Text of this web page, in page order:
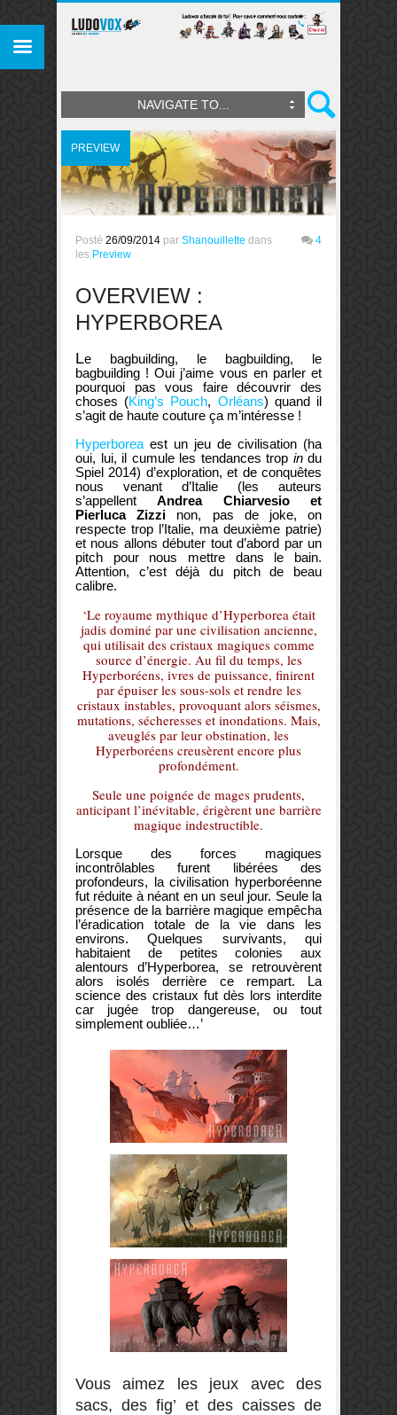
NAVIGATE TO...
PREVIEW
Posté 26/09/2014 par Shanouillette dans
les Preview
4
OVERVIEW :
HYPERBOREA
Le bagbuilding, le bagbuilding, le
bagbuilding ! Oui j’aime vous en parler et
pourquoi pas vous faire découvrir des
choses (King’s Pouch, Orléans) quand il
s’agit de haute couture ça m’intéresse !
Hyperborea est un jeu de civilisation (ha
oui, lui, il cumule les tendances trop in du
Spiel 2014) d’exploration, et de conquêtes
nous venant d’Italie (les auteurs
s’appellentAndrea Chiarvesio et
Pierluca Zizzi non, pas de joke, on
respecte trop l’Italie, ma deuxième patrie)
et nous allons débuter tout d’abord par un
pitch pour nous mettre dans le bain.
Attention, c’est déjà du pitch de beau
calibre.
‘Le royaume mythique d’Hyperborea était
jadis dominé par une civilisation ancienne,
qui utilisait des cristaux magiques comme
source d’énergie. Au fil du temps, les
Hyperboréens, ivres de puissance, finirent
par épuiser les sous-sols et rendre les
cristaux instables, provoquant alors séismes,
mutations, sécheresses et inondations. Mais,
aveuglés par leur obstination, les
Hyperboréens creusèrent encore plus
profondément.
Seule une poignée de mages prudents,
anticipant l’inévitable, érigèrent une barrière
magique indestructible.
Lorsque des forces magiques
incontrôlables furent libérées des
profondeurs, la civilisation hyperboréenne
fut réduite à néant en un seul jour. Seule la
présence de la barrière magique empêcha
l’éradication totale de la vie dans les
environs. Quelques survivants, qui
habitaient de petites colonies aux
alentours d’Hyperborea, se retrouvèrent
alors isolés derrière ce rempart. La
science des cristaux fut dès lors interdite
car jugée trop dangereuse, ou tout
simplement oubliée…’
Vous aimez les jeux avec des
sacs, des fig’ et des caisses de